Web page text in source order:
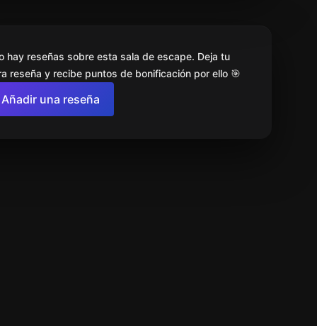
hay reseñas sobre esta sala de escape. Deja tu
reseña y recibe puntos de bonificación por ello 🎯
Añadir una reseña